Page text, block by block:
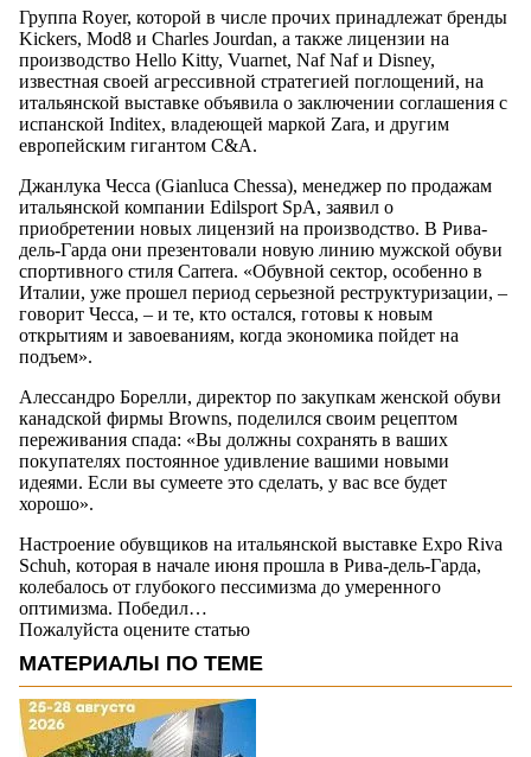
Группа Royer, которой в числе прочих принадлежат бренды
Kickers, Mod8 и Charles Jourdan, а также лицензии на
производство Hello Kitty, Vuarnet, Naf Naf и Disney,
известная своей агрессивной стратегией поглощений, на
итальянской выставке объявила о заключении соглашения с
испанской Inditex, владеющей маркой Zara, и другим
европейским гигантом C&A.
Джанлука Чесса (Gianluca Chessa), менеджер по продажам
итальянской компании Edilsport SpA, заявил о
приобретении новых лицензий на производство. В Рива-
дель-Гарда они презентовали новую линию мужской обуви
спортивного стиля Carrera. «Обувной сектор, особенно в
Италии, уже прошел период серьезной реструктуризации, –
говорит Чесса, – и те, кто остался, готовы к новым
открытиям и завоеваниям, когда экономика пойдет на
подъем».
Алессандро Борелли, директор по закупкам женской обуви
канадской фирмы Browns, поделился своим рецептом
переживания спада: «Вы должны сохранять в ваших
покупателях постоянное удивление вашими новыми
идеями. Если вы сумеете это сделать, у вас все будет
хорошо».
Настроение обувщиков на итальянской выставке Expo Riva
Schuh, которая в начале июня прошла в Рива-дель-Гарда,
колебалось от глубокого пессимизма до умеренного
оптимизма. Победил…
Пожалуйста оцените статью
МАТЕРИАЛЫ ПО ТЕМЕ